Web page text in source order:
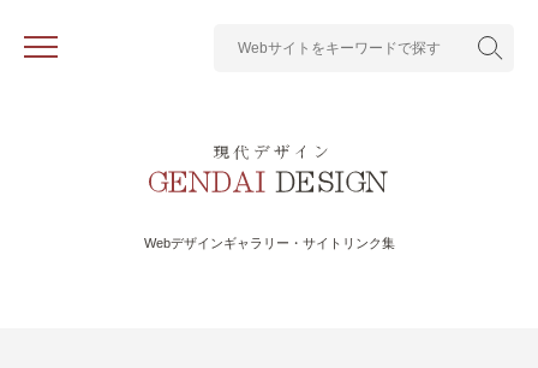
Webデザインギャラリー・サイトリンク集